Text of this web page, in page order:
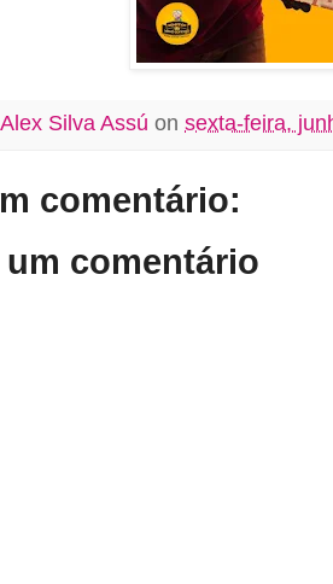
Alex Silva Assú on sexta-feira,
comentário:
um comentário